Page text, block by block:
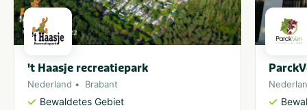
't Haasje recreatiepark
Nederland Brabant
Bewaldetes Gebiet